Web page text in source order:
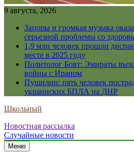
9 августа, 2026
Запоры и громкая музыка
серьезной проблемы со
1,9 млн человек прошли
месте в 2025 году
Политолог Бовт: Эмираты
войны с Ираном
Пушилин: пять человек
украинских БПЛА на ДНР
Школьный
Новостная рассылка
Случайные новости
Меню